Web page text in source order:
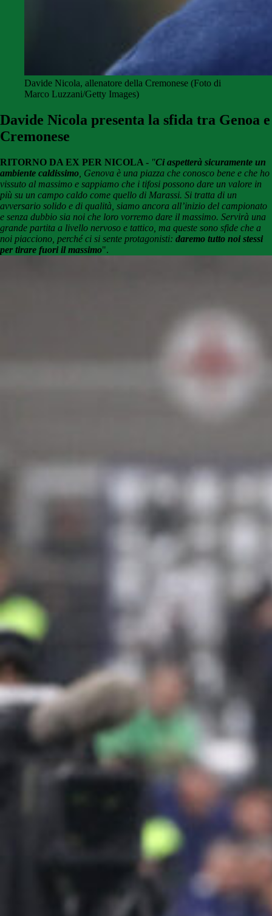
Davide Nicola, allenatore della Cremonese (Foto di
Marco Luzzani/Getty Images)
Davide Nicola presenta la sfida tra Genoa e
Cremonese
RITORNO DA EX PER NICOLA - "Ci aspetterà sicuramente un
ambiente caldissimo , Genova è una piazza che conosco bene e che ho
vissuto al massimo e sappiamo che i tifosi possono dare un valore in
più su un campo caldo come quello di Marassi. Si tratta di un
avversario solido e di qualità, siamo ancora all’inizio del campionato
e senza dubbio sia noi che loro vorremo dare il massimo. Servirà una
grande partita a livello nervoso e tattico, ma queste sono sfide che a
noi piacciono, perché ci si sente protagonisti: daremo tutto noi stessi
per tirare fuori il massimo".